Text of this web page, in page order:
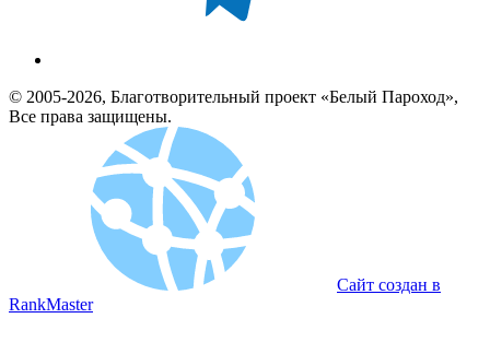
© 2005-2026, Благотворительный проект «Белый Пароход»,
Все права защищены.
Сайт создан в
RankMaster